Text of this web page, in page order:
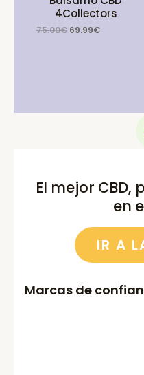
4Collectors
75.00€ Original
69.99€Current
El mejor
en
IR A
Marcas de